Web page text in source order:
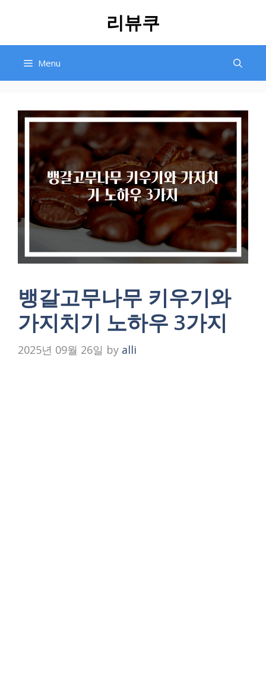
리뷰쿠
Menu
뱅갈고무나무 키우기와
가지치기 노하우 3가지
2025년 09월 26일 by alli